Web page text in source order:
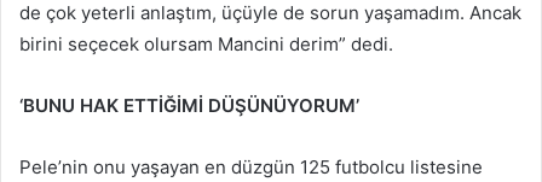
de çok yeterli anlaştım, üçüyle de sorun yaşamadım. Ancak
birini seçecek olursam Mancini derim” dedi.
‘BUNU HAK ETTİĞİMİ DÜŞÜNÜYORUM’
Pele’nin onu yaşayan en düzgün 125 futbolcu listesine